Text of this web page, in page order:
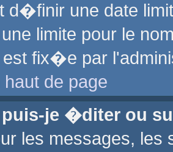
une date
limite pour le
est fix�e par
de page
je �diter ou
les messages,